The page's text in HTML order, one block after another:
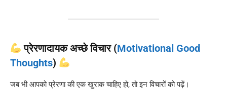
प्रेरणादायक अच्छे विचार (Motivational Good
Thoughts)
जब भी आपको प्रेरणा की एक खुराक चाहिए हो, तो इन विचारों को पढ़ें।